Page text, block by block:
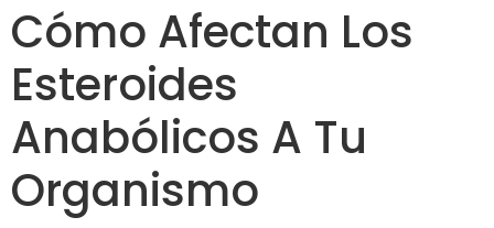
Cómo Afectan Los
Esteroides
Anabólicos A Tu
Organismo